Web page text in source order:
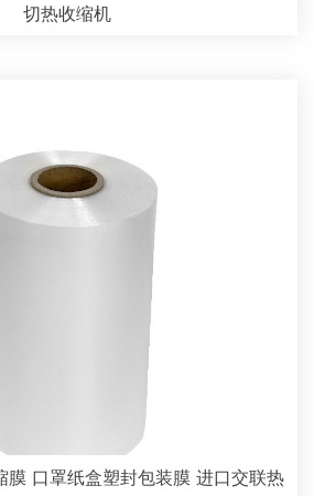
切热收缩机
膜 口罩纸盒塑封包装膜 进口交联热